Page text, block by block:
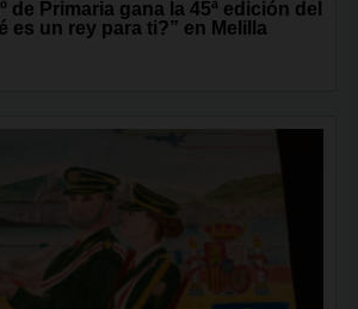
de Primaria gana la 45ª edición del
es un rey para ti?” en Melilla